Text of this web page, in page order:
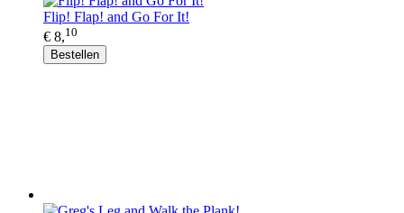
Flip! Flap! and Go For It!
€ 8,10
Bestellen